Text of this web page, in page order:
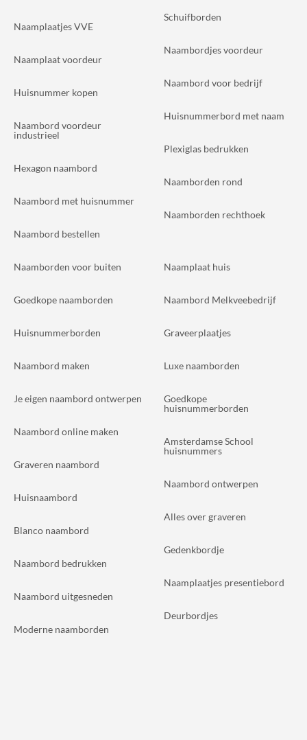
Naamplaatjes VVE
Naamplaat voordeur
Huisnummer kopen
Naambord voordeur
industrieel
Hexagon naambord
Naambord met huisnummer
Naambord bestellen
Schuifborden
Naambordjes voordeur
Naambord voor bedrijf
Huisnummerbord met naam
Plexiglas bedrukken
Naamborden rond
Naamborden rechthoek
Naamborden voor buiten
Goedkope naamborden
Huisnummerborden
Naambord maken
Je eigen naambord ontwerpen
Naambord online maken
Graveren naambord
Huisnaambord
Blanco naambord
Naambord bedrukken
Naambord uitgesneden
Moderne naamborden
Naamplaat huis
Naambord Melkveebedrijf
Graveerplaatjes
Luxe naamborden
Goedkope
huisnummerborden
Amsterdamse School
huisnummers
Naambord ontwerpen
Alles over graveren
Gedenkbordje
Naamplaatjes presentiebord
Deurbordjes